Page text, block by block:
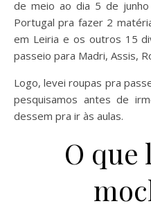
de meio ao dia 5 de
Portugal pra fazer 2
em Leiria e os outros 15
passeio para Madri, Assis,
Logo, levei roupas pra
pesquisamos antes de
dessem pra ir às aulas.
O que